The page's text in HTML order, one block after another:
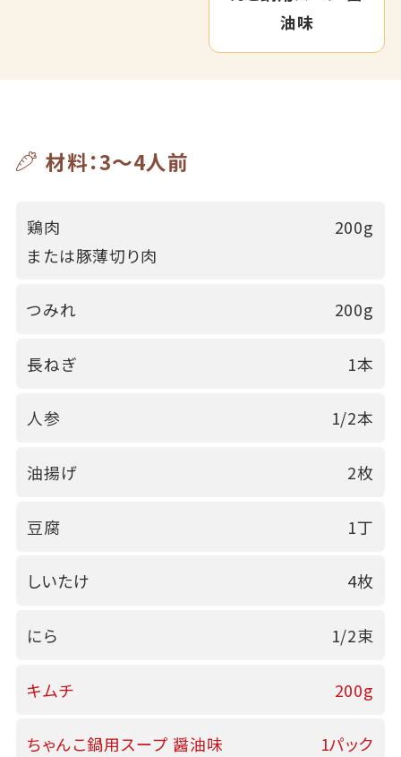
油味
材料：3～4人前
鶏肉
または豚薄切り肉
200g
つみれ 200g
長ねぎ 1本
人参 1/2本
油揚げ 2枚
豆腐 1丁
しいたけ 4枚
にら 1/2束
キムチ 200g
ちゃんこ鍋用スープ 醤油味 1パック